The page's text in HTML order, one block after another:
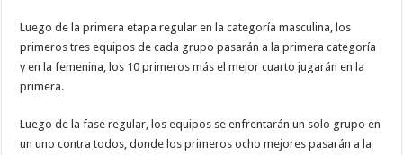
Luego de la primera etapa regular en la categoría masculina, los
primeros tres equipos de cada grupo pasarán a la primera categoría
y en la femenina, los 10 primeros más el mejor cuarto jugarán en la
primera.
Luego de la fase regular, los equipos se enfrentarán un solo grupo en
un uno contra todos, donde los primeros ocho mejores pasarán a la